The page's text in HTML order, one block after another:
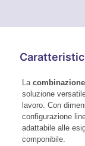
La
soluzione
lavoro. Con
configurazione
adattabile alle
componibile.